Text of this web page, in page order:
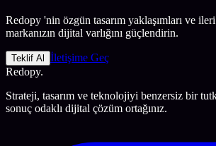
Redopy 'nin özgün tasarım yaklaşımları ve
markanızın dijital varlığını güçlendirin.
Teklif Al
İletişime Geç
Redopy.
Strateji, tasarım ve teknolojiyi benzersiz bir
sonuç odaklı dijital çözüm ortağınız.